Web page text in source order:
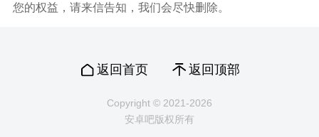
您的权益，请来信告知，我们会尽快删除。
返回首页 返回顶部
Copyright © 2021-2026
安卓吧版权所有